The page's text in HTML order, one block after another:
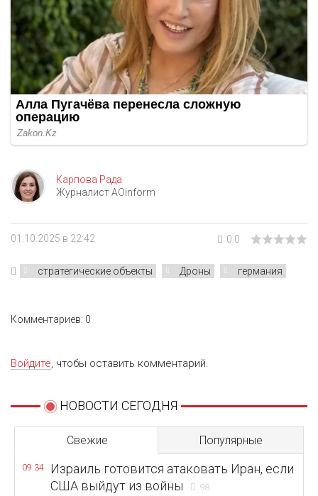
Карпова Рада
Журналист AOinform
01.10.2025 в 22:42 0.0
стратегические объекты Дроны германия
Комментариев: 0
Войдите, чтобы оставить комментарий.
НОВОСТИ СЕГОДНЯ
Свежие Популярные
09:34
Израиль готовится атаковать Иран, если
США выйдут из войны
98